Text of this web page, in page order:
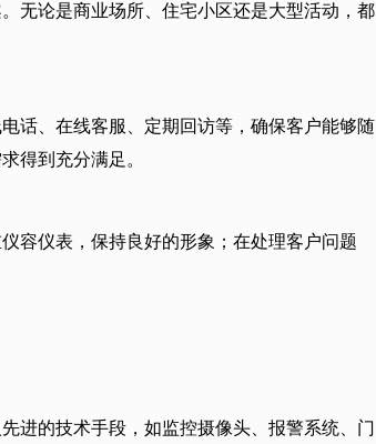
无论是商业场所、住宅小区还是大型活动，都
话、在线客服、定期回访等，确保客户能够随
得到充分满足。
容仪表，保持良好的形象；在处理客户问题
进的技术手段，如监控摄像头、报警系统、门